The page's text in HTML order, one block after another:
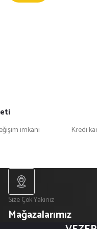
imkanı Kredi
Size Çok Yakınız
Mağazalarımız